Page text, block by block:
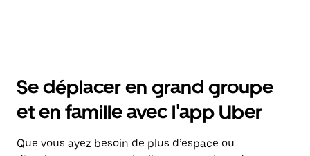
Se déplacer en grand groupe
et en famille avec l'app Uber
Que vous ayez besoin de plus d’espace ou